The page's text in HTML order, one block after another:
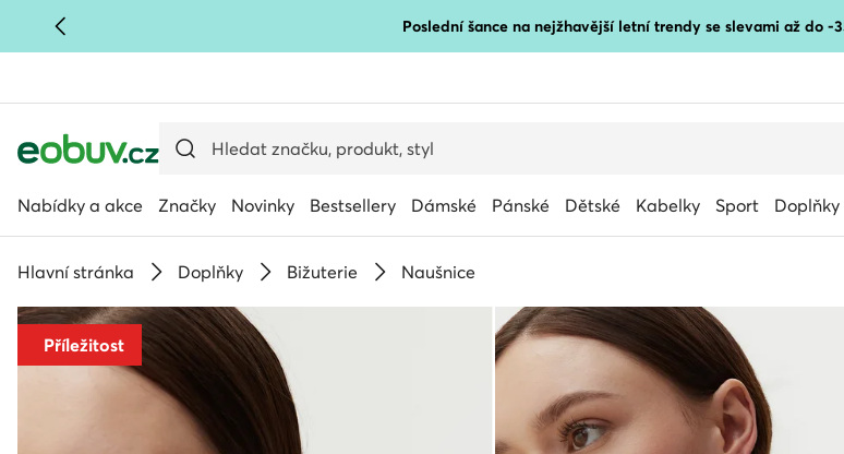
PŘEJÍT NA HLAVNÍ OBSAH Poslední šance na nejžhavější letní trendy se slevami až do -
Nabídky a akce Značky Novinky Bestsellery Dámské Pánské Dětské Kabelky Sport Doplňky
Hlavní stránka Doplňky Bižuterie Naušnice
Příležitost